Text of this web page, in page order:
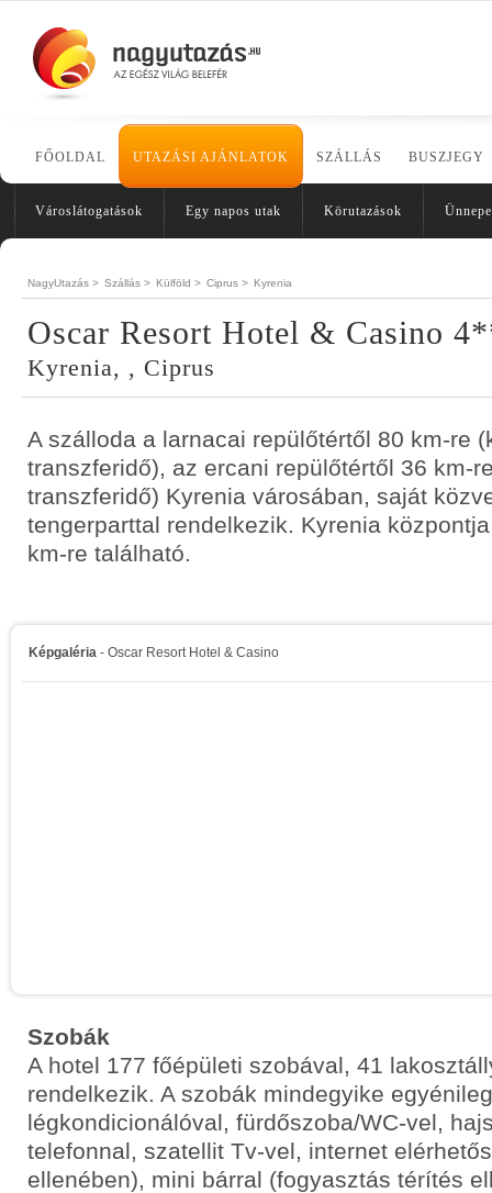
FŐOLDAL UTAZÁSI AJÁNLATOK SZÁLLÁS BUSZJEGY
Városlátogatások Egy napos utak Körutazások
NagyUtazás > Szállás > Külföld > Ciprus > Kyrenia
Oscar Resort Hotel & Casino
Kyrenia, , Ciprus
A szálloda a larnacai repülőtértől 80 km-re
transzferidő), az ercani repülőtértől 36 km-
transzferidő) Kyrenia városában, saját
tengerparttal rendelkezik. Kyrenia
km-re található.
Képgaléria - Oscar Resort Hotel & Casino
Szobák
A hotel 177 főépületi szobával, 41
rendelkezik. A szobák mindegyike
légkondicionálóval, fürdőszoba/WC-vel,
telefonnal, szatellit Tv-vel, internet
ellenében), mini bárral (fogyasztás térítés